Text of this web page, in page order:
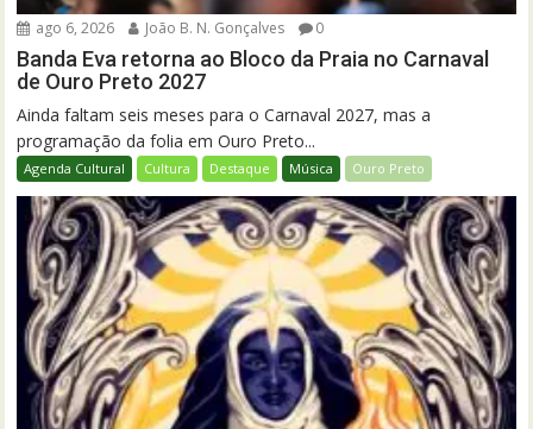
ago 6, 2026 João B. N. Gonçalves 0
Banda Eva retorna ao Bloco da Praia no Carnaval
de Ouro Preto 2027
Ainda faltam seis meses para o Carnaval 2027, mas a
programação da folia em Ouro Preto...
Agenda Cultural Cultura Destaque Música Ouro Preto